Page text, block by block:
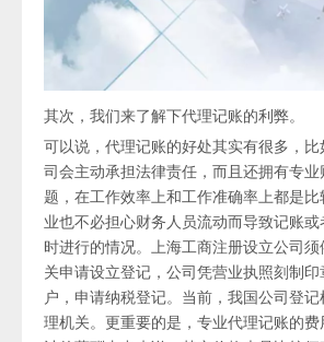
其次，我们来了解下代理记账的利弊。
可以说，代理记账的好处其实有很多，
司会主动承担法律责任，而且还拥有专
题，在工作效率上和工作准确率上都是
业也不必担心财务人员流动而导致记账或
时进行的情况。上海工商注册设立公司
关申请设立登记，公司凭营业执照刻制印
户，申请纳税登记。当前，我国公司登
理机关。更重要的是，专业代理记账的